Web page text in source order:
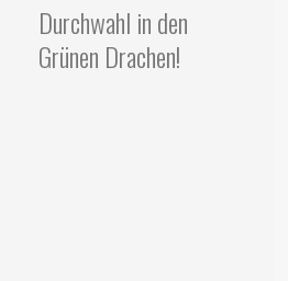
Durchwahl in den
Grünen Drachen!